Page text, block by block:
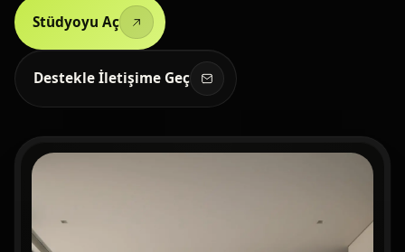
Stüdyoyu Aç
Destekle İletişime Geç